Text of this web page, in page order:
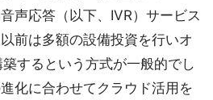
声応答（以下、IVR）サービス
前は多額の設備投資を行いオ
するという方式が一般的でし
化に合わせてクラウド活用を